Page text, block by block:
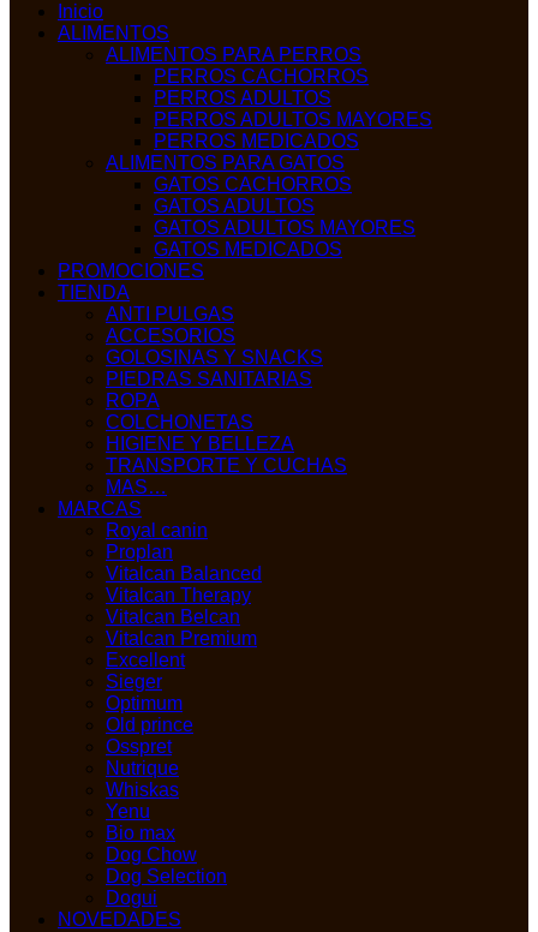
Inicio
ALIMENTOS
ALIMENTOS PARA PERROS
PERROS CACHORROS
PERROS ADULTOS
PERROS ADULTOS MAYORES
PERROS MEDICADOS
ALIMENTOS PARA GATOS
GATOS CACHORROS
GATOS ADULTOS
GATOS ADULTOS MAYORES
GATOS MEDICADOS
PROMOCIONES
TIENDA
ANTI PULGAS
ACCESORIOS
GOLOSINAS Y SNACKS
PIEDRAS SANITARIAS
ROPA
COLCHONETAS
HIGIENE Y BELLEZA
TRANSPORTE Y CUCHAS
MAS…
MARCAS
Royal canin
Proplan
Vitalcan Balanced
Vitalcan Therapy
Vitalcan Belcan
Vitalcan Premium
Excellent
Sieger
Optimum
Old prince
Osspret
Nutrique
Whiskas
Yenu
Bio max
Dog Chow
Dog Selection
Dogui
NOVEDADES